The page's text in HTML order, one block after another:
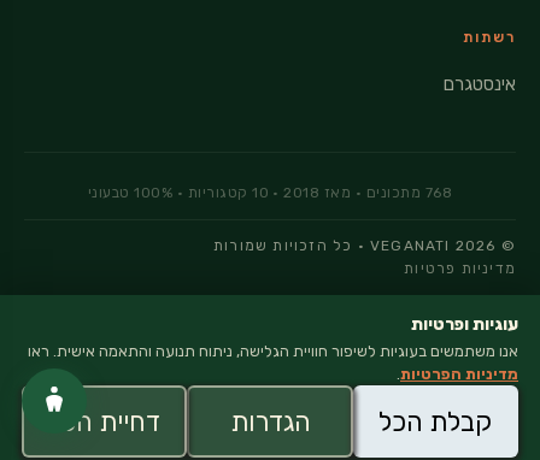
רשתות
אינסטגרם
© 2026 VEGANATI · כל הזכויות שמורות
מדיניות פרטיות
עוגיות ופרטיות
אנו משתמשים בעוגיות לשיפור חוויית הגלישה, ניתוח תנועה והתאמה אישית. ראו
מדיניות הפרטיות.
קבלת הכל הגדרות דחיית הכל
×
בלוג בישול טבעוני טעים